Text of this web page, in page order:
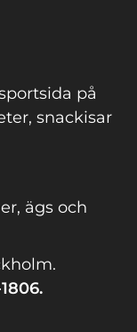
på
snackisar
ägs och